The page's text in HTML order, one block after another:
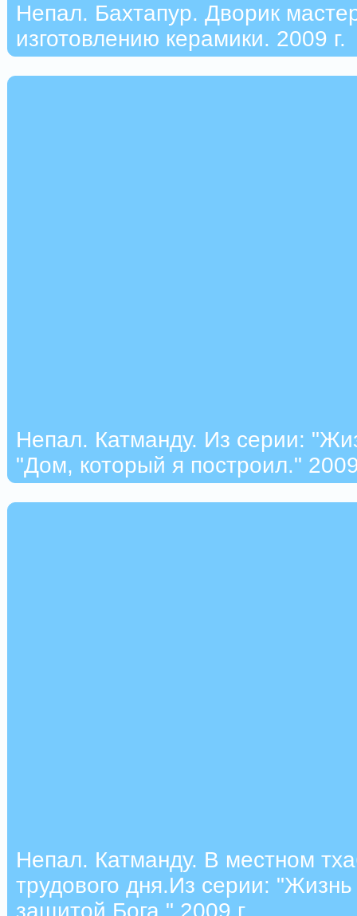
Непал. Бахтапур. Дворик
изготовлению керамики. 2009 г.
Непал. Катманду. Из серии:
"Дом, который я построил."
Непал. Катманду. В местном
трудового дня.Из серии:
защитой Бога." 2009 г.